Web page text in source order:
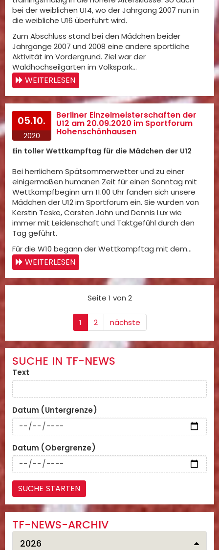
bei der weiblichen U14, wo der Jahrgang 2007 nun in
die weibliche U16 überführt wird.
Zum Abschluss stand bei den Mädchen beider
Jahrgänge 2007 und 2008 eine andere sportliche
Aktivität im Vordergrund. Ziel war der
Waldhochseilgarten im Volkspark…
WEITERLESEN
05.10.
2020
Berliner Einzelmeisterschaften der
U12 am 20.09.2020 im Sportforum
Hohenschönhausen
Ein toller Wettkampftag für die Mädchen der U12
Bei herrlichem Spätsommerwetter und zu einer
einigermaßen humanen Zeit für einen Sonntag mit
Wettkampfbeginn um 11.00 Uhr fanden sich unsere
Mädchen der U12 im Sportforum ein. Sie wurden von
Kerstin Teske, Carsten John und Dennis Lux wie
immer mit Leidenschaft und Taktgefühl durch den
Tag geführt.
Für die W10 begann der Wettkampftag mit dem…
WEITERLESEN
Seite 1 von 2
1 2 nächste
SUCHE IN TF-NEWS
Text
Datum (Untergrenze)
Datum (Obergrenze)
TF-NEWS-ARCHIV
2026